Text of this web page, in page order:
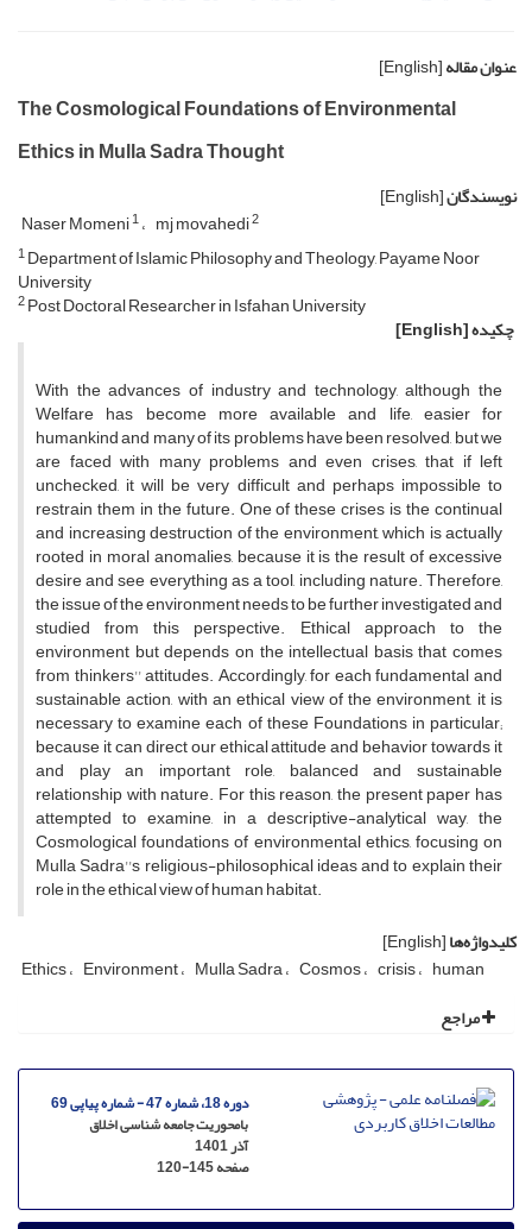
عنوان مقاله[English]
The Cosmological Foundations of Environmental
Ethics in Mulla Sadra Thought
نویسندگان[English]
Naser Momeni1 mj movahedi2
1Department of Islamic Philosophy and Theology, Payame Noor
University
2Post Doctoral Researcher in Isfahan University
چکیده[English]
With the advances of industry and technology, although the
Welfare has become more available and life, easier for
humankind and many of its problems have been resolved, but we
are faced with many problems and even crises, that if left
unchecked, it will be very difficult and perhaps impossible to
restrain them in the future. One of these crises is the continual
and increasing destruction of the environment, which is actually
rooted in moral anomalies, because it is the result of excessive
desire and see everything as a tool, including nature. Therefore,
the issue of the environment needs to be further investigated and
studied from this perspective. Ethical approach to the
environment but depends on the intellectual basis that comes
from thinkers'' attitudes. Accordingly, for each fundamental and
sustainable action, with an ethical view of the environment, it is
necessary to examine each of these Foundations in particular;
because it can direct our ethical attitude and behavior towards it
and play an important role, balanced and sustainable
relationship with nature. For this reason, the present paper has
attempted to examine, in a descriptive-analytical way, the
Cosmological foundations of environmental ethics, focusing on
Mulla Sadra''s religious-philosophical ideas and to explain their
role in the ethical view of human habitat.
کلیدواژه‌ها[English]
Ethics Environment Mulla Sadra Cosmos crisis human
مراجع
دوره 18، شماره 47 - شماره پیاپی 69
بامحوریت جامعه شناسی اخلاق
آذر 1401
صفحه120-145